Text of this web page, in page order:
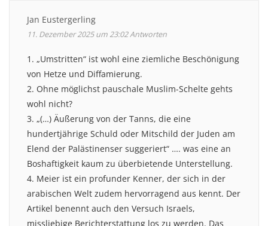
Jan Eustergerling
11. Dezember 2025 um 23:02Antworten
1. „Umstritten“ ist wohl eine ziemliche Beschönigung
von Hetze und Diffamierung.
2. Ohne möglichst pauschale Muslim-Schelte gehts
wohl nicht?
3. „(…) Äußerung von der Tanns, die eine
hundertjährige Schuld oder Mitschild der Juden am
Elend der Palästinenser suggeriert“ …. was eine an
Boshaftigkeit kaum zu überbietende Unterstellung.
4. Meier ist ein profunder Kenner, der sich in der
arabischen Welt zudem hervorragend aus kennt. Der
Artikel benennt auch den Versuch Israels,
missliebige Berichterstattung los zu werden. Das